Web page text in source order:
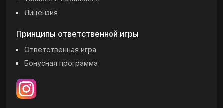
Лицензия
Принципы ответственной игры
Ответственная игра
Бонусная программа